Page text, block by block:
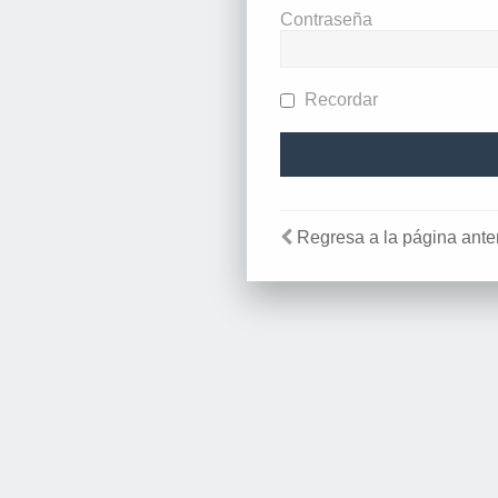
Contraseña
Recordar
Regresa a la página